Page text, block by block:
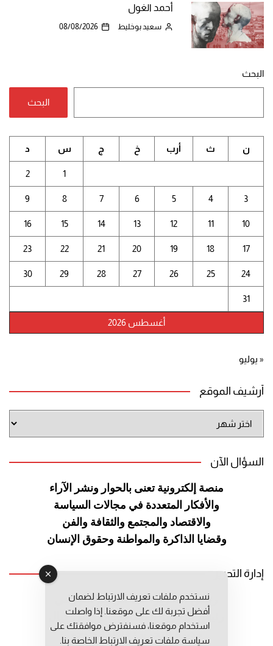
أحمد الغول
سعيد بوخليط 08/08/2026
البحث
البحث
أغسطس 2026
ن ث أرب خ ج س د
1
2
3
4
5
6
7
8
9
10
11
12
13
14
15
16
17
18
19
20
21
22
23
24
25
26
27
28
29
30
31
« يوليو
أرشيف الموقع
الموقع
السؤال الآن
منصة إلكترونية تعنى بالحوار ونشر الآراء
والأفكار المتعددة في مجالات السياسة
والاقتصاد والمجتمع والثقافة والفن
وقضايا الذاكرة والمواطنة وحقوق الإنسان
إدارة التحرير
رئيس التحرير: عبد الرحيم التوراني
رئيس التحرير المساعد: المعطي قبال
مديرة التحرير: فاطمة حوحو
نستخدم ملفات تعريف الارتباط لضمان
أفضل تجربة لك على موقعنا. إذا واصلت
استخدام موقعنا، فسنفترض موافقتك على
سياسة ملفات تعريف الارتباط الخاصة بنا.